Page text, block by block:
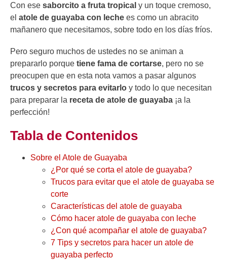
Con ese saborcito a fruta tropical y un toque cremoso,
el atole de guayaba con leche es como un abracito
mañanero que necesitamos, sobre todo en los días fríos.
Pero seguro muchos de ustedes no se animan a
prepararlo porque tiene fama de cortarse, pero no se
preocupen que en esta nota vamos a pasar algunos
trucos y secretos para evitarlo y todo lo que necesitan
para preparar la receta de atole de guayaba ¡a la
perfección!
Tabla de Contenidos
Sobre el Atole de Guayaba
¿Por qué se corta el atole de guayaba?
Trucos para evitar que el atole de guayaba se
corte
Características del atole de guayaba
Cómo hacer atole de guayaba con leche
¿Con qué acompañar el atole de guayaba?
7 Tips y secretos para hacer un atole de
guayaba perfecto